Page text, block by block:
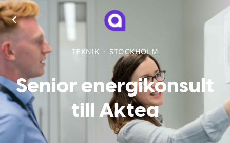
TEKNIK · STOCKHOLM
Senior energikonsult
till Aktea